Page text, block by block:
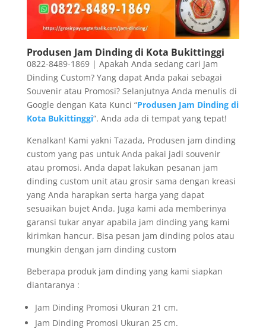
Produsen Jam Dinding di Kota Bukittinggi
0822-8489-1869 | Apakah Anda sedang cari Jam
Dinding Custom? Yang dapat Anda pakai sebagai
Souvenir atau Promosi? Selanjutnya Anda menulis di
Google dengan Kata Kunci “Produsen Jam Dinding di
Kota Bukittinggi“. Anda ada di tempat yang tepat!
Kenalkan! Kami yakni Tazada, Produsen jam dinding
custom yang pas untuk Anda pakai jadi souvenir
atau promosi. Anda dapat lakukan pesanan jam
dinding custom unit atau grosir sama dengan kreasi
yang Anda harapkan serta harga yang dapat
sesuaikan bujet Anda. Juga kami ada memberinya
garansi tukar anyar apabila jam dinding yang kami
kirimkan hancur. Bisa pesan jam dinding polos atau
mungkin dengan jam dinding custom
Beberapa produk jam dinding yang kami siapkan
diantaranya :
Jam Dinding Promosi Ukuran 21 cm.
Jam Dinding Promosi Ukuran 25 cm.